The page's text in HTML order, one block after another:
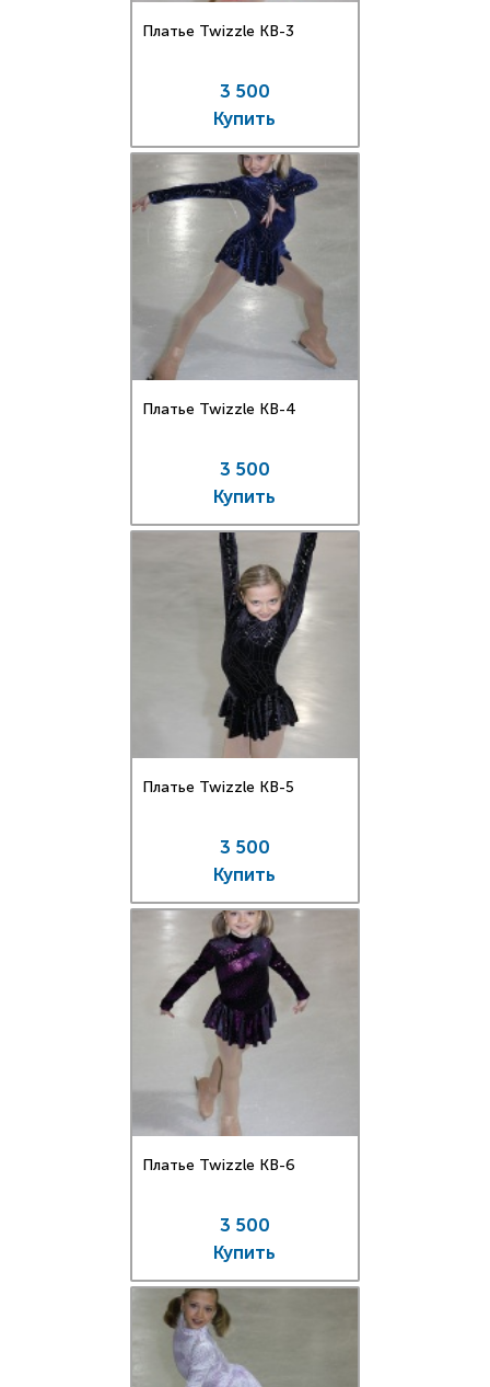
Платье Twizzle КВ-3
3 500
Купить
Платье Twizzle КВ-4
3 500
Купить
Платье Twizzle КВ-5
3 500
Купить
Платье Twizzle КВ-6
3 500
Купить